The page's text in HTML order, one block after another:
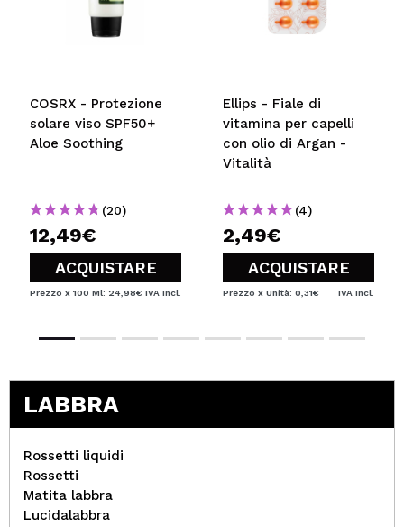
COSRX - Protezione
solare viso SPF50+
Aloe Soothing
(20)
12,49€
ACQUISTARE
Prezzo x 100 Ml: 24,98€ IVA Incl.
Ellips - Fiale di
vitamina per capelli
con olio di Argan -
Vitalità
(4)
2,49€
ACQUISTARE
Prezzo x Unità: 0,31€ IVA Incl.
LABBRA
Rossetti liquidi
Rossetti
Matita labbra
Lucidalabbra